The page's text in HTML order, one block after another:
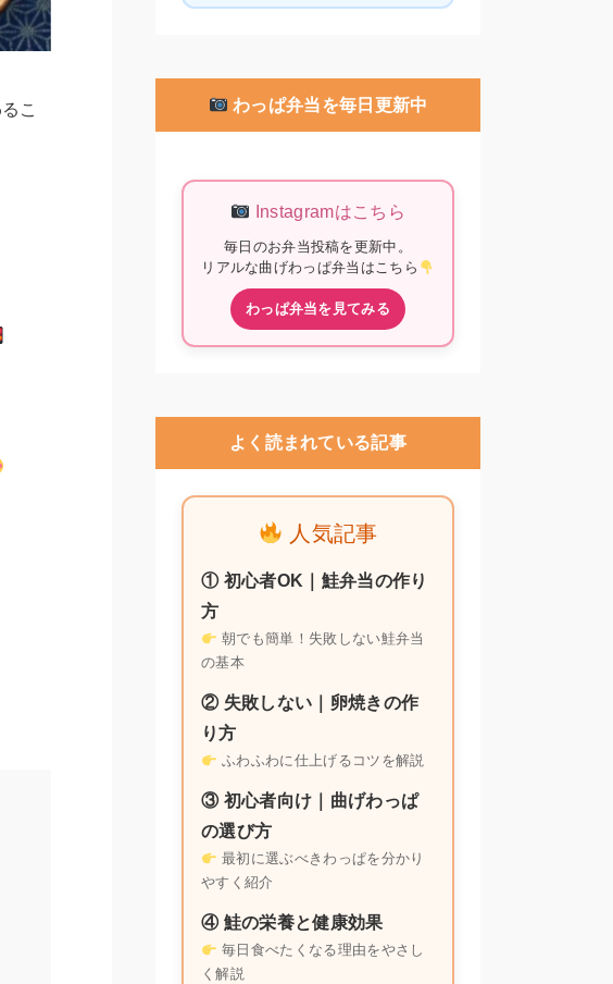
こ
わっぱ弁当を毎日更新中
Instagramはこちら
毎日のお弁当投稿を更新中。
リアルな曲げわっぱ弁当はこちら
わっぱ弁当を見てみる
よく読まれている記事
人気記事
① 初心者OK｜鮭弁当の作り
方
朝でも簡単！失敗しない鮭弁当
の基本
② 失敗しない｜卵焼きの作
り方
ふわふわに仕上げるコツを解説
③ 初心者向け｜曲げわっぱ
の選び方
最初に選ぶべきわっぱを分かり
やすく紹介
④ 鮭の栄養と健康効果
毎日食べたくなる理由をやさし
く解説